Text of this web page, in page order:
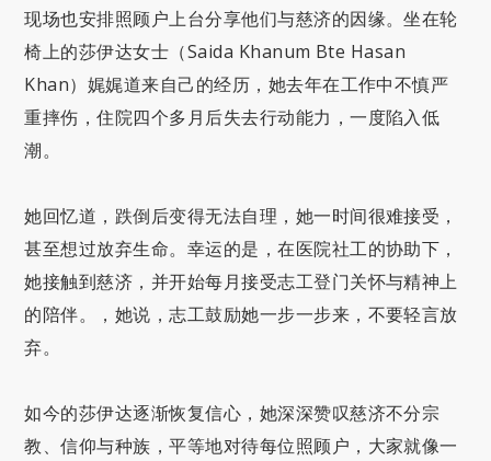
现场也安排照顾户上台分享他们与慈济的因缘。坐在轮
椅上的莎伊达女士（Saida Khanum Bte Hasan
Khan）娓娓道来自己的经历，她去年在工作中不慎严
重摔伤，住院四个多月后失去行动能力，一度陷入低
潮。
她回忆道，跌倒后变得无法自理，她一时间很难接受，
甚至想过放弃生命。幸运的是，在医院社工的协助下，
她接触到慈济，并开始每月接受志工登门关怀与精神上
的陪伴。，她说，志工鼓励她一步一步来，不要轻言放
弃。
如今的莎伊达逐渐恢复信心，她深深赞叹慈济不分宗
教、信仰与种族，平等地对待每位照顾户，大家就像一